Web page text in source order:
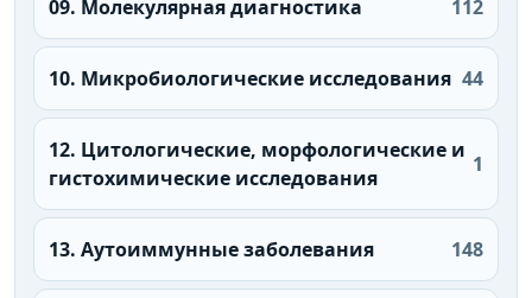
09. Молекулярная диагностика 112
10. Микробиологические исследования 44
12. Цитологические, морфологические и
гистохимические исследования
1
13. Аутоиммунные заболевания 148